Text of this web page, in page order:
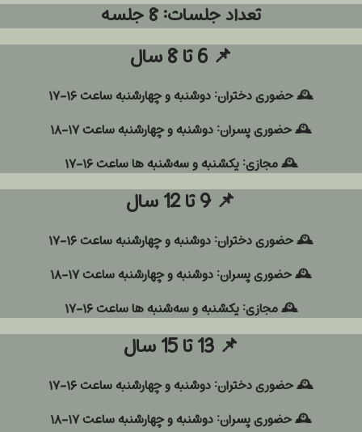
تعداد جلسات: 8 جلسه
📌6 تا 8 سال
🕰️حضوری دختران:دوشنبه و چهارشنبه ساعت ۱۶-۱۷
🕰️ حضوری پسران:دوشنبه و چهارشنبه ساعت ۱۷-۱۸
🕰️ مجازی:یکشنبه و سه‌شنبه ها ساعت ۱۶-۱۷
📌9 تا 12 سال
🕰️ حضوری دختران:دوشنبه و چهارشنبه ساعت ۱۶-۱۷
🕰️ حضوری پسران:دوشنبه و چهارشنبه ساعت ۱۷-۱۸
🕰️ مجازی:یکشنبه و سه‌شنبه ها ساعت ۱۶-۱۷
📌13 تا 15 سال
🕰️ حضوری دختران:دوشنبه و چهارشنبه ساعت ۱۶-۱۷
🕰️ حضوری پسران:دوشنبه و چهارشنبه ساعت ۱۷-۱۸